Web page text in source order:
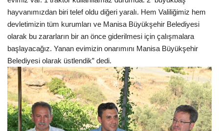
hayvanımızdan biri telef oldu diğeri yaralı. Hem Valiliğimiz hem
devletimizin tüm kurumları ve Manisa Büyükşehir Belediyesi
olarak bu zararların bir an önce giderilmesi için çalışmalara
başlayacağız. Yanan evimizin onarımını Manisa Büyükşehir
Belediyesi olarak üstlendik” dedi.